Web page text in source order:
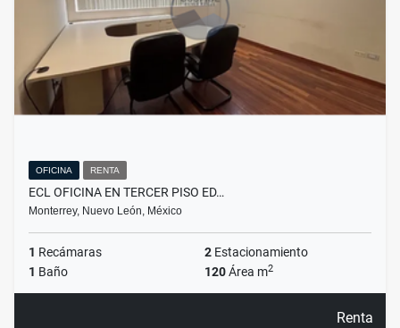
OFICINA RENTA
ECL OFICINA EN TERCER PISO ED…
Monterrey, Nuevo León, México
1 Recámaras 2 Estacionamiento
1 Baño 120Área m2
Renta